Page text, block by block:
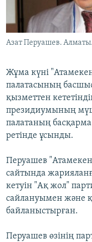
ЖАЗЫЛЫҢЫЗ
Азат Перуашев.
Жұма күні
палатасының
қызметтен
президиумының
палатаның
ретінде ұсынды.
Перуашев
сайтында
кетуін "Ақ жол"
сайлануымен және
байланыстырған.
Перуашев өзінің